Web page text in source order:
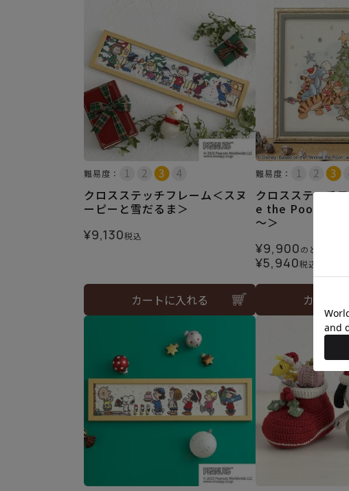
難易度：
クロスステッチフレーム＜スヌ
ーピーと雪だるま＞
¥9,130税込
カートに入れる
難易度：
クロスステッチ
e the Pooh～ツ
～＞
¥9,900のところ
¥5,940税込
カート